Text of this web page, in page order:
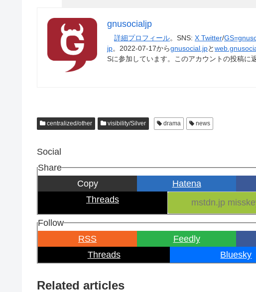
gnusocialjp
詳細プロフィール。SNS: X Twitter/
jp。2022-07-17からgnusocial.jpと
Sに参加しています。このアカウントの投稿に
centralized/other visibility/Silver drama news
Social
Share
Copy
Hatena
Threads
Follow
RSS
Feedly
Threads
Bluesky
Related articles